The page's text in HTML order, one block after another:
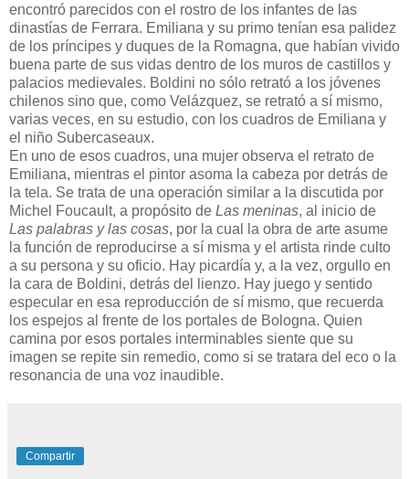
encontró parecidos con el rostro de los infantes de las
dinastías de Ferrara. Emiliana y su primo tenían esa palidez
de los príncipes y duques de la Romagna, que habían vivido
buena parte de sus vidas dentro de los muros de castillos y
palacios medievales. Boldini no sólo retrató a los jóvenes
chilenos sino que, como Velázquez, se retrató a sí mismo,
varias veces, en su estudio, con los cuadros de Emiliana y
el niño Subercaseaux.
En uno de esos cuadros, una mujer observa el retrato de
Emiliana, mientras el pintor asoma la cabeza por detrás de
la tela. Se trata de una operación similar a la discutida por
Michel Foucault, a propósito de Las meninas, al inicio de
Las palabras y las cosas, por la cual la obra de arte asume
la función de reproducirse a sí misma y el artista rinde culto
a su persona y su oficio. Hay picardía y, a la vez, orgullo en
la cara de Boldini, detrás del lienzo. Hay juego y sentido
especular en esa reproducción de sí mismo, que recuerda
los espejos al frente de los portales de Bologna. Quien
camina por esos portales interminables siente que su
imagen se repite sin remedio, como si se tratara del eco o la
resonancia de una voz inaudible.
Compartir